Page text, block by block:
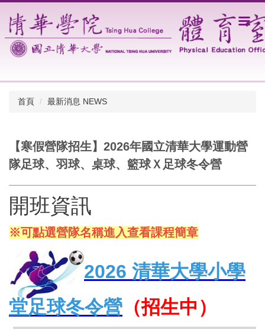
到
主
要
內
區
首頁
最新消息 NEWS
【寒假營隊招生】2026年國立清華大學運動營
隊足球、羽球、桌球、籃球Ｘ足球冬令營
開班資訊
※可點選營隊名稱進入查看課程簡章
2026 清華大學小學
堂足球冬令營 （招生中）